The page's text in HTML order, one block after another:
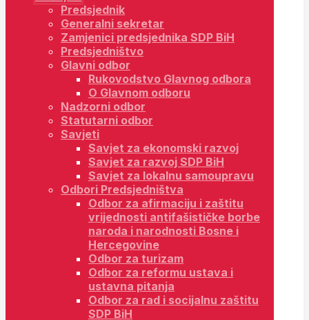
Predsjednik
Generalni sekretar
Zamjenici predsjednika SDP BiH
Predsjedništvo
Glavni odbor
Rukovodstvo Glavnog odbora
O Glavnom odboru
Nadzorni odbor
Statutarni odbor
Savjeti
Savjet za ekonomski razvoj
Savjet za razvoj SDP BiH
Savjet za lokalnu samoupravu
Odbori Predsjedništva
Odbor za afirmaciju i zaštitu
vrijednosti antifašističke borbe
naroda i narodnosti Bosne i
Hercegovine
Odbor za turizam
Odbor za reformu ustava i
ustavna pitanja
Odbor za rad i socijalnu zaštitu
SDP BiH